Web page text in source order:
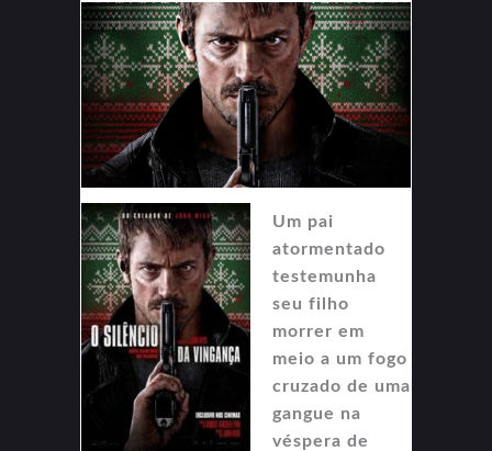
Um pai
atormentado
testemunha
seu filho
morrer em
meio a um fogo
cruzado de uma
gangue na
véspera de